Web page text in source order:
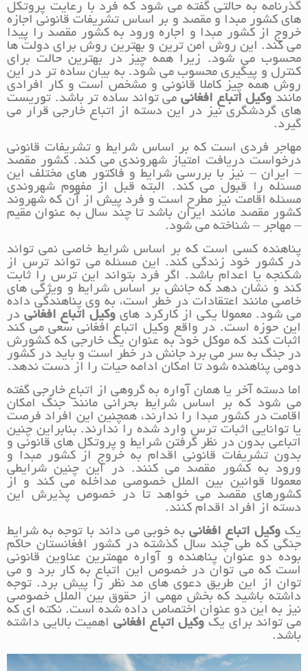
گذرنامه به حالتی گفته می شود که فرد با رعایت پروتکل
های کشور مبدا و مقصد و بر اساس تشریفات قانونی اجازه
خروج از کشور مبدا و اجاره ورود به کشور مقصد را پیدا
می کند. این روش امن ترین و بهترین روش برای دولت ها
محسوب می شود. زیرا همه چیز در بهترین حالت برای
کنترل و پیگیری محسوب می شود. به بیان ساده تر در این
روش همه چیز کاملا قانونی و مشخص است و کار افرادی
مانند وکیل اتباع افغانی می تواند ساده تر باشد. توریست
های گردشگری نیز در این دسته از اتباع خارجی قرار می
گیرد.
مهاجر فردی است که بر اساس شرایط و تشریفات قانونی
درخواست دریافت امتیاز شهروندی می کند. کشور مقصد
– ایران – نیز با بررسی شرایط و فاکتور های مختلف این
مسئله را قبول می کند. البته قبل از مفهوم شهروندی
مسئله اقامت نیز مطرح است و فرد پیش از آن که شهروند
کشور مقصد مانند ایران باشد تا چند سال به عنوان مقیم
– مهاجر – شناخته می شود.
پناهنده کسی است که بر اساس شرایط خاصی نمی تواند
در کشور خود زندگی کند. این مسئله می تواند ترس از
شکنجه یا اعدام باشد. اگر فرد بتواند این ترس را ثابت
کند و نشان دهد که جانش بر اساس شرایط و ویژگی های
خاصی مانند اعتقادات در خطر است، به وی پناهندگی داده
می شود. معمولا یکی از کارکرد های وکیل اتباع افغانیدر
این حوزه است. در واقع وکیل اتباع افغانی سعی می کند
اثبات کند که موکل خود به عنوان یک خارجی که کشورش
در جنگ به سر می برد جانش در خطر است و باید در کشور
دومی پناهنده شود تا امکان ادامه حیات را از دست ندهد.
اما دسته آخر یا همان آواره به گروهی از اتباع خارجی گفته
می شود که بر اساس شرایط بحرانی مانند جنگ امکان
اقامت در کشور مبدا را ندارند، همچنین این افراد فرصت
یا توانایی اثبات ترس وارد شده را ندارند. بنابراین چنین
اتباعی بدون در نظر گرفتن شرایط و پروتکل های قانونی و
بدون تشریفات قانونی اقدام به خروج از کشور مبدا و
ورود به کشور مقصد می کنند. در این چنین شرایطی
معمولا قوانین بین الملل خصوصی مداخله می کند و از
کشورهای مقصد می خواهد تا در خصوص پذیرش این
دسته از افراد اقدام کنند.
یک وکیل اتباع افغانی به خوبی می داند با توجه به شرایط
جنگی که طی چند سال گذشته در کشور افغانستان حاکم
بوده دو عنوان پناهنده و آواره مهمترین عناوین قانونی
است که می توان در خصوص این اتباع به کار برد و می
توان از این طریق دعوی های مد نظر را پیش برد. توجه
داشته باشید که بخش مهمی از حقوق بین الملل خصوصی
نیز به این دو عنوان اختصاص داده شده است. نکته ای که
می تواند برای یک وکیل اتباع افغانی اهمیت بالایی داشته
باشد.